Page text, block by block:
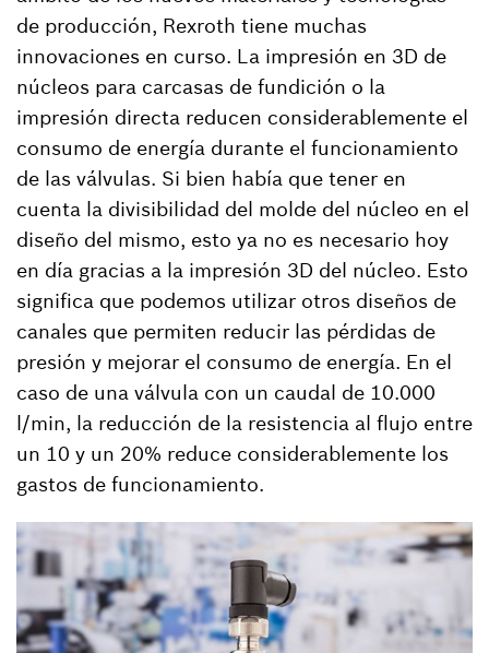
de producción, Rexroth tiene muchas
innovaciones en curso. La impresión en 3D de
núcleos para carcasas de fundición o la
impresión directa reducen considerablemente el
consumo de energía durante el funcionamiento
de las válvulas. Si bien había que tener en
cuenta la divisibilidad del molde del núcleo en el
diseño del mismo, esto ya no es necesario hoy
en día gracias a la impresión 3D del núcleo. Esto
significa que podemos utilizar otros diseños de
canales que permiten reducir las pérdidas de
presión y mejorar el consumo de energía. En el
caso de una válvula con un caudal de 10.000
l/min, la reducción de la resistencia al flujo entre
un 10 y un 20% reduce considerablemente los
gastos de funcionamiento.